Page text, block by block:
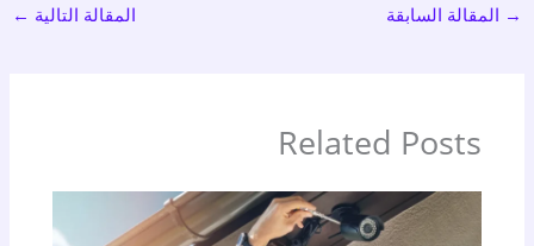
→ المقالة السابقة المقالة التالية ←
Related Posts